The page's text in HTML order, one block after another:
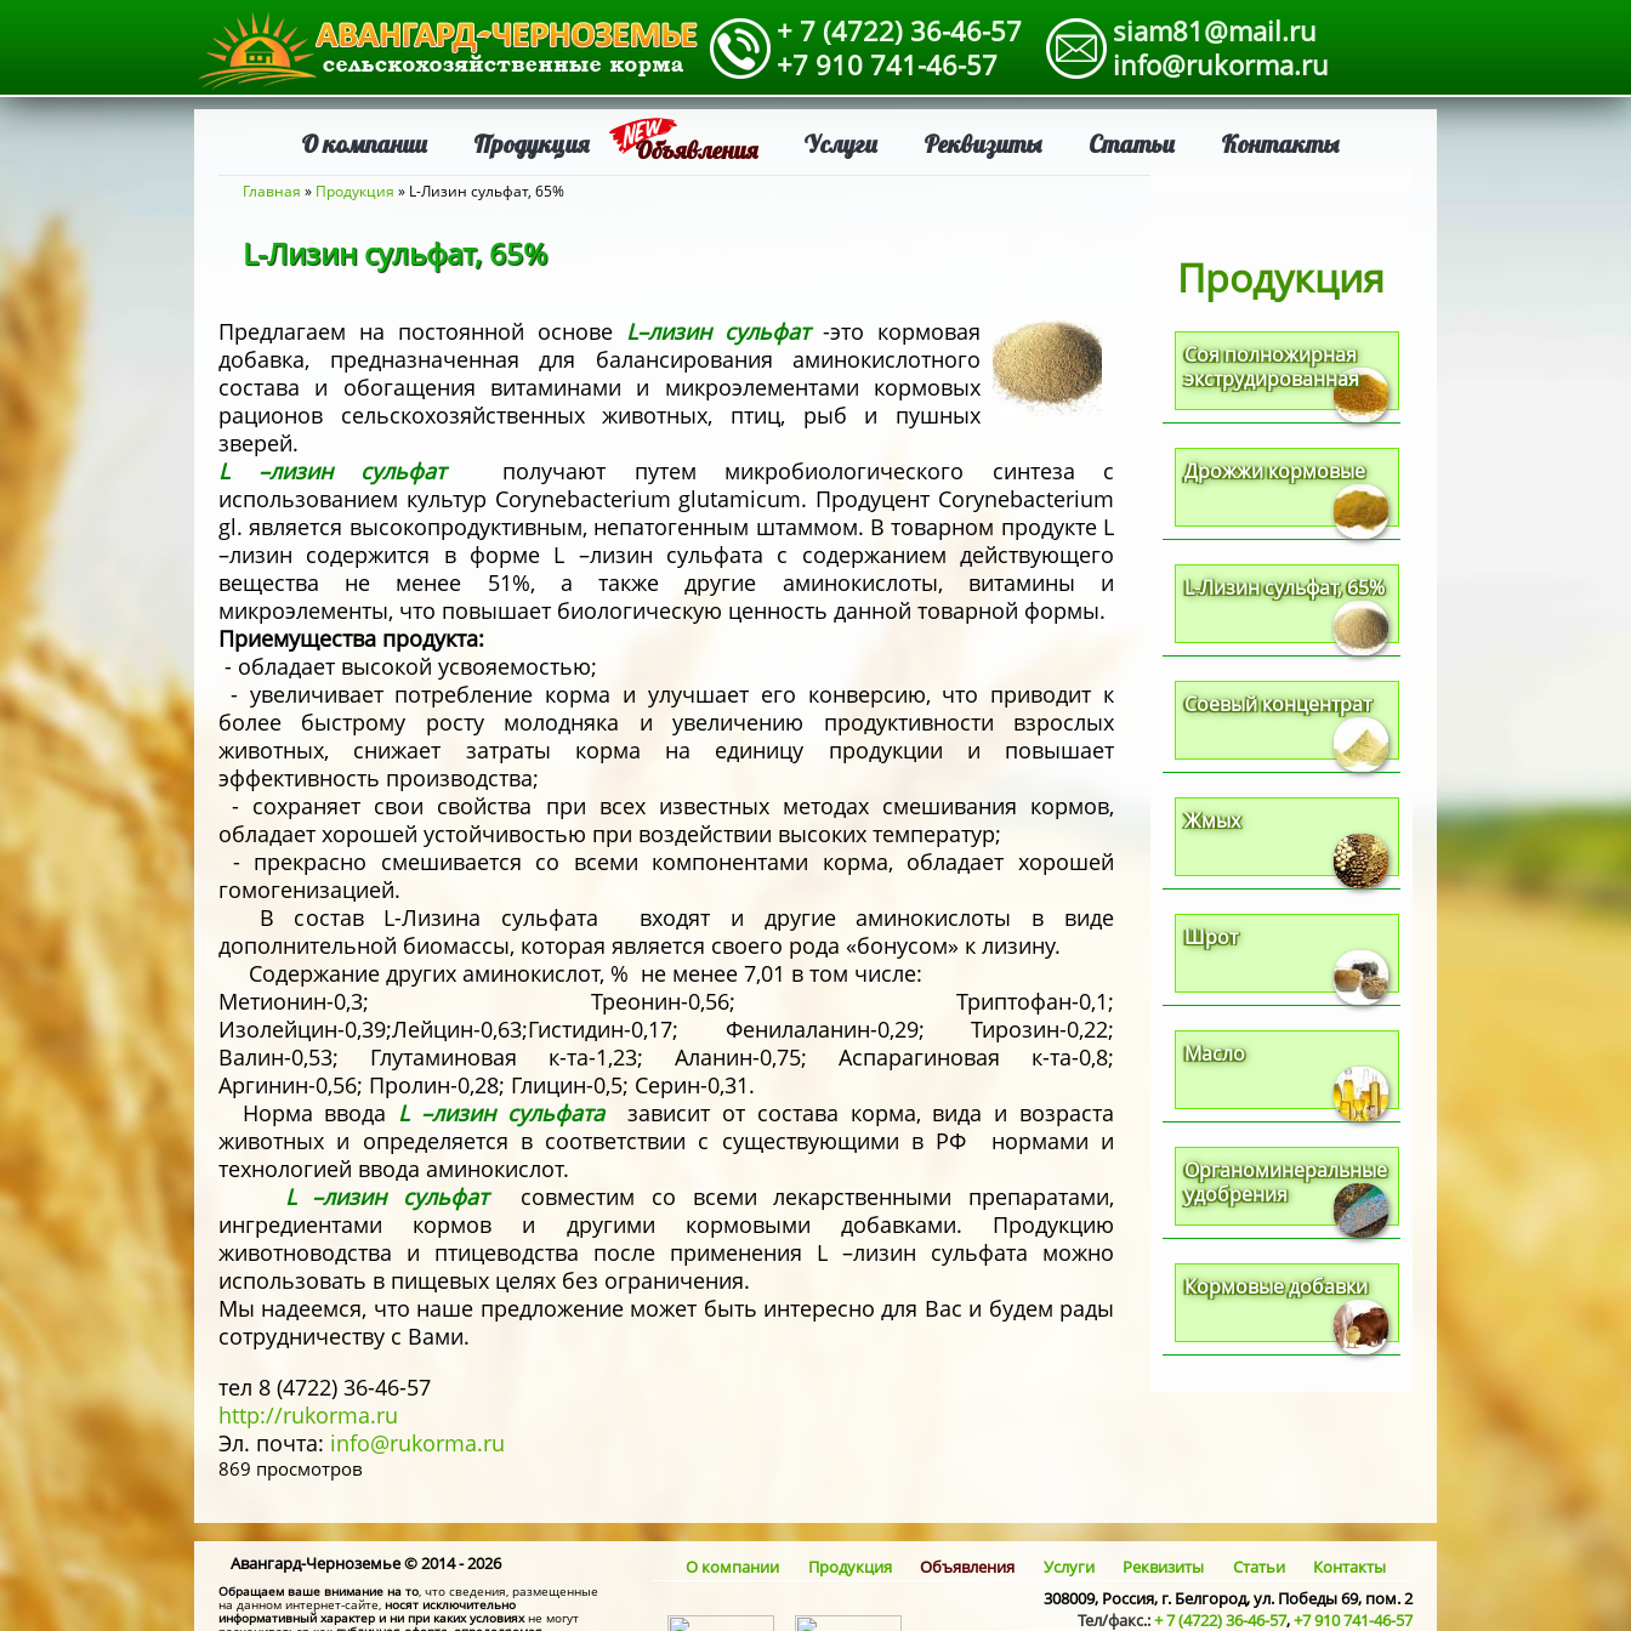
+ 7 (4722) 36-46-57
+7 910 741-46-57
siam81@mail.ru
info@rukorma.ru
О компании Продукция Объявления Услуги Реквизиты Статьи Контакты
Вы здесь
Главная » Продукция » L-Лизин сульфат, 65%
L-Лизин сульфат, 65%
Предлагаем на постоянной основе L–лизин сульфат-это кормовая
добавка, предназначенная для балансирования аминокислотного
состава и обогащения витаминами и микроэлементами кормовых
рационов сельскохозяйственных животных, птиц, рыб и пушных
зверей.
L –лизин сульфат получают путем микробиологического синтеза с
использованием культур Corynebacterium glutamicum. Продуцент Corynebacterium
gl. является высокопродуктивным, непатогенным штаммом. В товарном продукте L
–лизин содержится в форме L –лизин сульфата с содержанием действующего
вещества не менее 51%, а также другие аминокислоты, витамины и
микроэлементы, что повышает биологическую ценность данной товарной формы.
Приемущества продукта:
- обладает высокой усвояемостью;
- увеличивает потребление корма и улучшает его конверсию, что приводит к
более быстрому росту молодняка и увеличению продуктивности взрослых
животных, снижает затраты корма на единицу продукции и повышает
эффективность производства;
- сохраняет свои свойства при всех известных методах смешивания кормов,
обладает хорошей устойчивостью при воздействии высоких температур;
- прекрасно смешивается со всеми компонентами корма, обладает хорошей
гомогенизацией.
В состав L-Лизина сульфата входят и другие аминокислоты в виде
дополнительной биомассы, которая является своего рода «бонусом» к лизину.
Содержание других аминокислот, % не менее 7,01 в том числе:
Метионин-0,3; Треонин-0,56; Триптофан-0,1;
Изолейцин-0,39;Лейцин-0,63;Гистидин-0,17; Фенилаланин-0,29; Тирозин-0,22;
Валин-0,53; Глутаминовая к-та-1,23; Аланин-0,75; Аспарагиновая к-та-0,8;
Аргинин-0,56; Пролин-0,28; Глицин-0,5; Серин-0,31.
Норма ввода L –лизин сульфата
зависит от состава корма, вида и возраста
животных и определяется в соответствии с существующими в РФ нормами и
технологией ввода аминокислот.
L –лизин сульфат
совместим со всеми лекарственными препаратами,
ингредиентами кормов и другими кормовыми добавками. Продукцию
животноводства и птицеводства после применения L –лизин сульфата можно
использовать в пищевых целях без ограничения.
Мы надеемся, что наше предложение может быть интересно для Вас и будем рады
сотрудничеству с Вами.
тел 8 (4722) 36-46-57
http://rukorma.ru
Эл. почта: info@rukorma.ru
869 просмотров
Продукция
Соя полножирная
экструдированная
Дрожжи кормовые
L-Лизин сульфат, 65%
Соевый концентрат
Жмых
Шрот
Масло
Органоминеральные
удобрения
Кормовые добавки
Авангард-Черноземье © 2014 - 2026 О компании Продукция Объявления Услуги Реквизиты Статьи
Контакты
308009, Россия, г. Белгород, ул. Победы 69, пом. 2
Тел/факс.:+ 7 (4722) 36-46-57,+7 910 741-46-57
Обращаем ваше внимание на то , что сведения, размещенные
на данном интернет-сайте, носят исключительно
информативный характер и ни при каких условияхне могут